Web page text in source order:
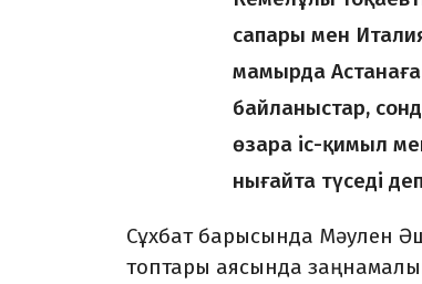
сапары мен
мамырда
байланыстар,
өзара іс-қимыл
нығайта түседі
Сұхбат барысында Мәулен
топтары аясында